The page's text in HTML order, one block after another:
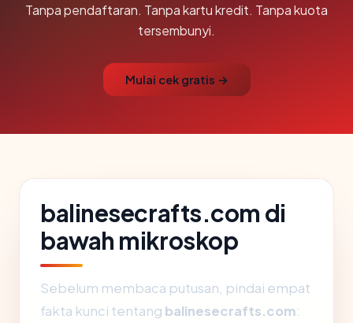
Tanpa pendaftaran. Tanpa kartu kredit. Tanpa kuota
tersembunyi.
Mulai cek gratis →
balinesecrafts.com di
bawah mikroskop
Sebelum membaca putusan, pindai empat
fakta kunci tentang balinesecrafts.com: